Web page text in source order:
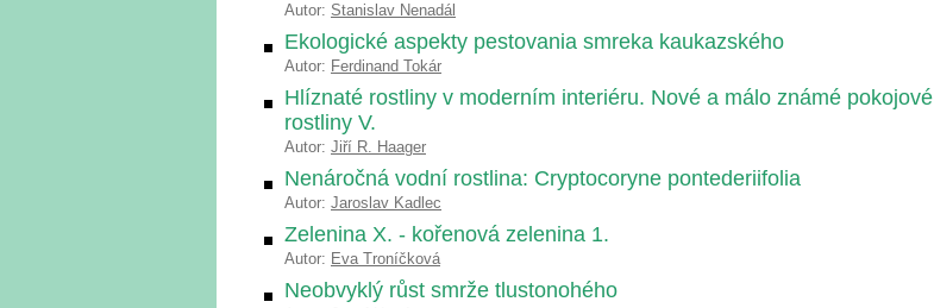
Autor: Stanislav Nenadál
Ekologické aspekty pestovania smreka kaukazského
Autor: Ferdinand Tokár
Hlíznaté rostliny v moderním interiéru. Nové a málo známé pokojové
rostliny V.
Autor: Jiří R. Haager
Nenáročná vodní rostlina: Cryptocoryne pontederiifolia
Autor: Jaroslav Kadlec
Zelenina X. - kořenová zelenina 1.
Autor: Eva Troníčková
Neobvyklý růst smrže tlustonohého